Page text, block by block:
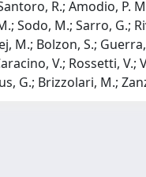
R.; Amodio, P.
Sodo, M.; Sarro, G.;
M.; Bolzon, S.;
V.; Rossetti,
G.; Brizzolari, M.;